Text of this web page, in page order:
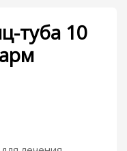
туба 10